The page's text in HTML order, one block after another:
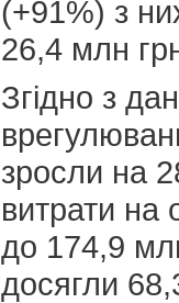
(+91%) з
26,4 млн
Згідно з
зросли на
витрати на
до 174,9
досягли